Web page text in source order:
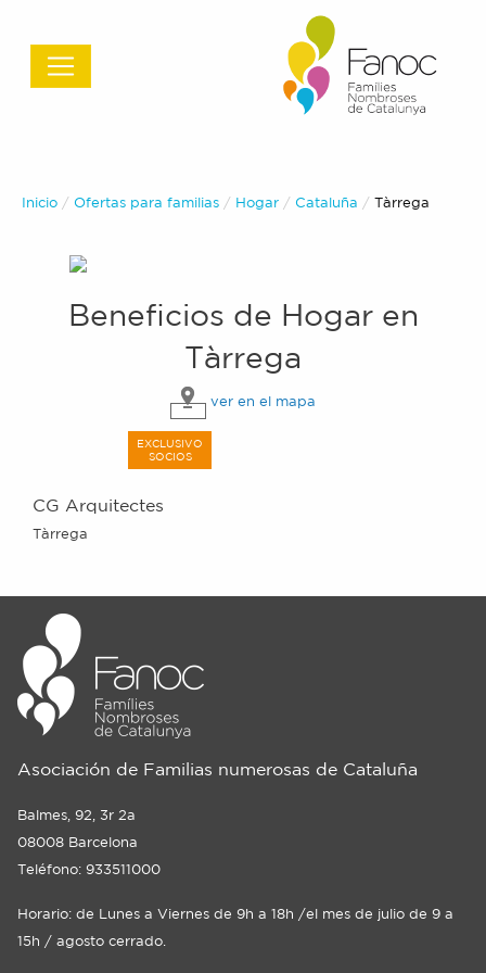
Inicio Ofertas para familias Hogar Cataluña Actual:
Tàrrega
Beneficios de Hogaren
Tàrrega
ver en el mapa
EXCLUSIVO
SOCIOS
CG Arquitectes
Tàrrega
Asociación de Familias numerosas de Cataluña
Balmes, 92, 3r 2a
08008 Barcelona
Teléfono: 933511000
Horario: de Lunes a Viernes de 9h a 18h /el mes de julio de 9 a
15h / agosto cerrado.